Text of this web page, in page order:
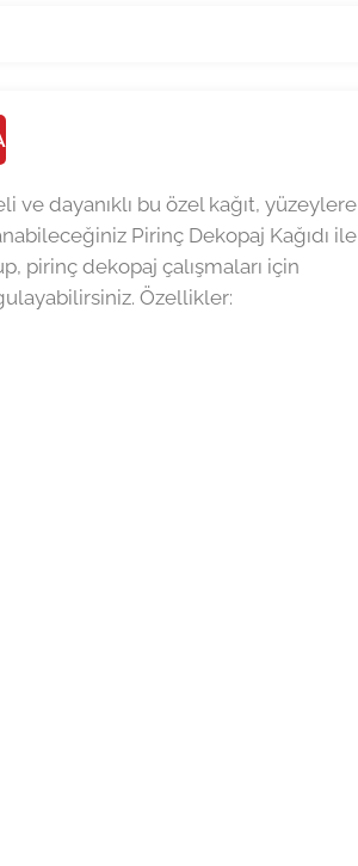
ve dayanıklı bu özel kağıt, yüzeylere
Pirinç Dekopaj Kağıdı ile
pirinç dekopaj çalışmaları için
Özellikler: